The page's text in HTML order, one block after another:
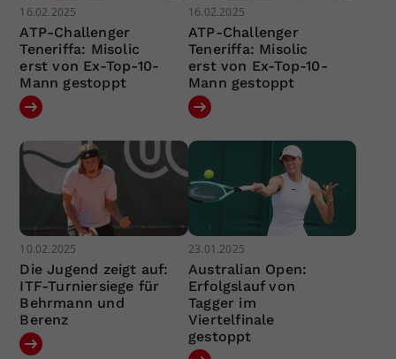
16.02.2025
ATP-Challenger
Teneriffa: Misolic
erst von Ex-Top-10-
Mann gestoppt
16.02.2025
ATP-Challenger
Teneriffa: Misolic
erst von Ex-Top-10-
Mann gestoppt
10.02.2025
Die Jugend zeigt auf:
ITF-Turniersiege für
Behrmann und
Berenz
23.01.2025
Australian Open:
Erfolgslauf von
Tagger im
Viertelfinale
gestoppt